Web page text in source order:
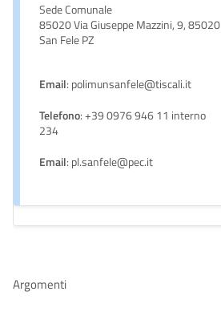
Sede Comunale
85020 Via Giuseppe Mazzini, 9, 85020
San Fele PZ
Email: polimunsanfele@tiscali.it
Telefono: +39 0976 946 11 interno
234
Email: pl.sanfele@pec.it
Argomenti